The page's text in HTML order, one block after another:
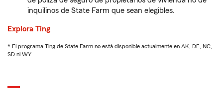
inquilinos de State Farm que sean elegibles.
Explora Ting
* El programa Ting de State Farm no está disponible actualmente en AK, DE, NC,
SD ni WY